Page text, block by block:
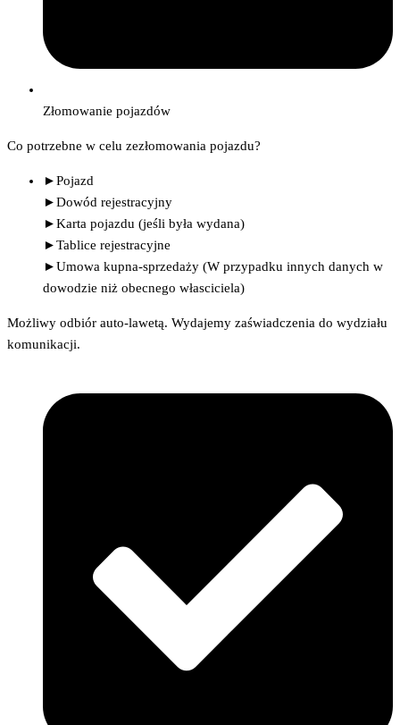
Złomowanie pojazdów
Co potrzebne w celu zezłomowania pojazdu?
►Pojazd
►Dowód rejestracyjny
►Karta pojazdu (jeśli była wydana)
►Tablice rejestracyjne
►Umowa kupna-sprzedaży (W przypadku innych danych w
dowodzie niż obecnego własciciela)
Możliwy odbiór auto-lawetą. Wydajemy zaświadczenia do wydziału
komunikacji.